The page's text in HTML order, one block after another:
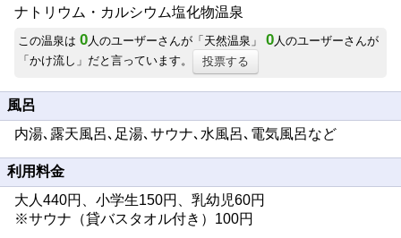
ナトリウム・カルシウム塩化物温泉
この温泉は 0人のユーザーさんが「天然温泉」 0人のユーザーさんが
「かけ流し」だと言っています。
投票する
風呂
内湯､露天風呂､足湯､サウナ､水風呂､電気風呂など
利用料金
大人440円、小学生150円、乳幼児60円
※サウナ（貸バスタオル付き）100円